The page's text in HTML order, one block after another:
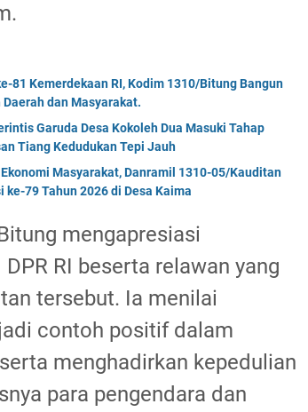
81 Kemerdekaan RI, Kodim 1310/Bitung Bangun
dan Masyarakat.
Garuda Desa Kokoleh Dua Masuki Tahap
Tiang Kedudukan Tepi Jauh
Masyarakat, Danramil 1310-05/Kauditan
79 Tahun 2026 di Desa Kaima
mengapresiasi
RI beserta relawan yang
tersebut. Ia menilai
contoh positif dalam
menghadirkan kepedulian
para pengendara dan